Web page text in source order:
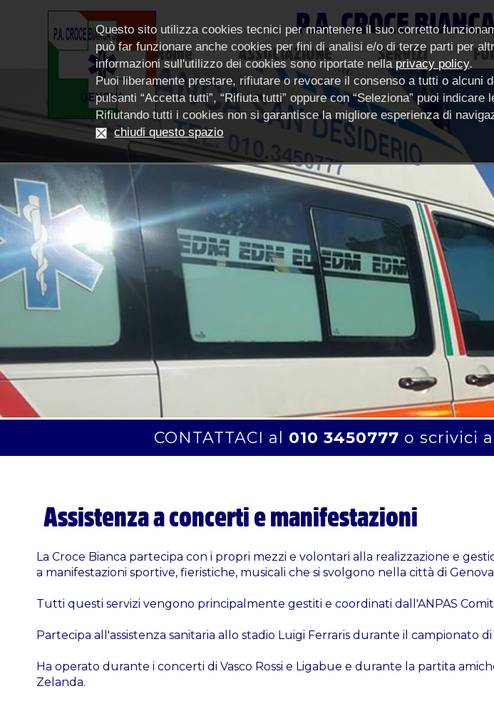
P.A. CROCE
Home ASSOCIAZIONE SERVIZI
CONTATTACI al 010 3450777 o scrivici a
Assistenza a concerti e manifestazioni
La Croce Bianca partecipa con i propri mezzi e volontari alla realizzazione e
a manifestazioni sportive, fieristiche, musicali che si svolgono nella città di
Tutti questi servizi vengono principalmente gestiti e coordinati dall'ANPAS
Partecipa all'assistenza sanitaria allo stadio Luigi Ferraris durante il campionato di
Ha operato durante i concerti di Vasco Rossi e Ligabue e durante la partita
Zelanda.
Questo sito utilizza cookies tecnici per mantenere il suo corretto
può far funzionare anche cookies per fini di analisi e/o di terze parti per
informazioni sull'utilizzo dei cookies sono riportate nellaprivacy policy.
Puoi liberamente prestare, rifiutare o revocare il consenso a tutti o alcuni
pulsanti “Accetta tutti”, “Rifiuta tutti” oppure con “Seleziona” puoi indicare
Rifiutando tutti i cookies non si garantisce la migliore esperienza di
chiudi questo spazio